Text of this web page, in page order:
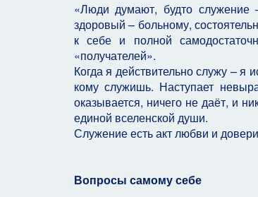
«Люди думают, будто служение
здоровый – больному,
к себе и полной
«получателей».
Когда я действительно служу –
кому служишь. Наступает
оказывается, ничего не даёт, и
единой вселенской души.
Служение есть акт любви и
Вопросы самому себе